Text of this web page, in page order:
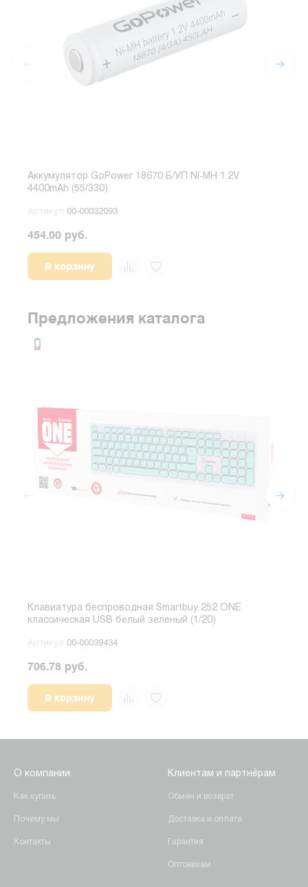
Аккумулятор GoPower 18670 Б/УП NI-MH 1.2V
4400mAh (55/330)
Артикул 00-00032093
454.00 руб.
В корзину
Предложения каталога
Клавиатура беспроводная Smartbuy 252 ONE
классическая USB белый зеленый (1/20)
Артикул 00-00039434
706.78 руб.
В корзину
О компании
Как купить
Почему мы
Контакты
Клиентам и партнёрам
Обмен и возврат
Доставка и оплата
Гарантия
Оптовикам